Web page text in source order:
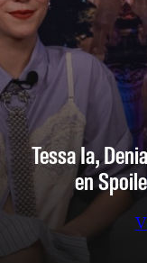
Tessa Ia,
en